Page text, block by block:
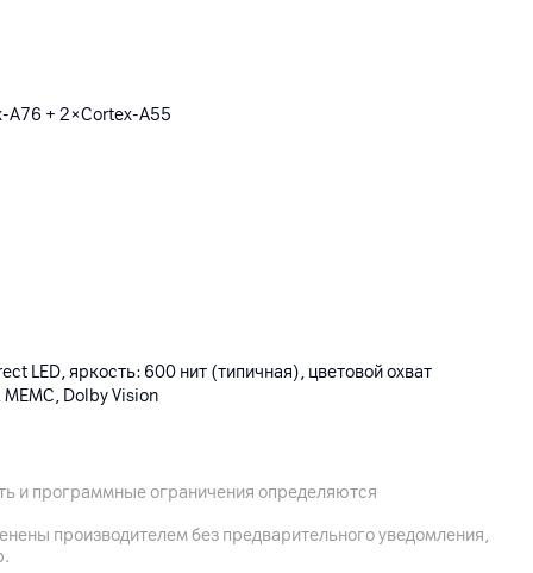
A76 + 2×Cortex-A55
LED, яркость: 600 нит (типичная), цветовой охват
Dolby Vision
и программные ограничения определяются
производителем без предварительного уведомления,